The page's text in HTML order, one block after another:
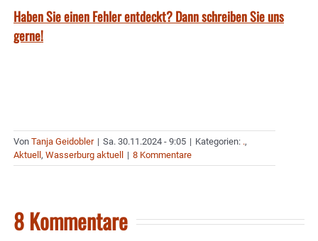
Haben Sie einen Fehler entdeckt? Dann schreiben Sie uns
gerne!
Von Tanja Geidobler | Sa. 30.11.2024 - 9:05 | Kategorien: .,
Aktuell , Wasserburg aktuell | 8 Kommentare
8 Kommentare